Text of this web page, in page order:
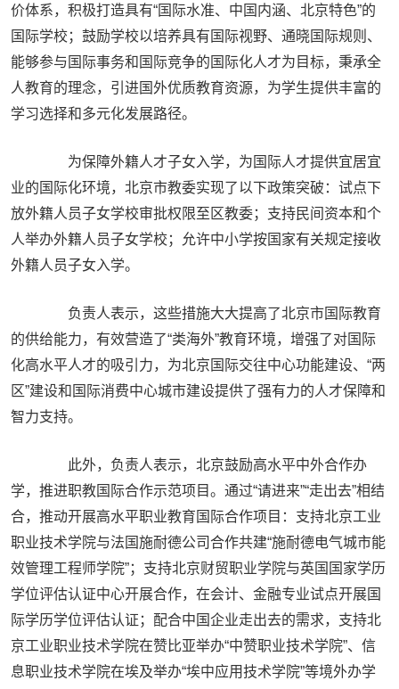
价体系，积极打造具有“国际水准、中国内涵、北京特色”的
国际学校；鼓励学校以培养具有国际视野、通晓国际规则、
能够参与国际事务和国际竞争的国际化人才为目标，秉承全
人教育的理念，引进国外优质教育资源，为学生提供丰富的
学习选择和多元化发展路径。
为保障外籍人才子女入学，为国际人才提供宜居宜
业的国际化环境，北京市教委实现了以下政策突破：试点下
放外籍人员子女学校审批权限至区教委；支持民间资本和个
人举办外籍人员子女学校；允许中小学按国家有关规定接收
外籍人员子女入学。
负责人表示，这些措施大大提高了北京市国际教育
的供给能力，有效营造了“类海外”教育环境，增强了对国际
化高水平人才的吸引力，为北京国际交往中心功能建设、“两
区”建设和国际消费中心城市建设提供了强有力的人才保障和
智力支持。
此外，负责人表示，北京鼓励高水平中外合作办
学，推进职教国际合作示范项目。通过“请进来”“走出去”相结
合，推动开展高水平职业教育国际合作项目：支持北京工业
职业技术学院与法国施耐德公司合作共建“施耐德电气城市能
效管理工程师学院”；支持北京财贸职业学院与英国国家学历
学位评估认证中心开展合作，在会计、金融专业试点开展国
际学历学位评估认证；配合中国企业走出去的需求，支持北
京工业职业技术学院在赞比亚举办“中赞职业技术学院”、信
息职业技术学院在埃及举办“埃中应用技术学院”等境外办学